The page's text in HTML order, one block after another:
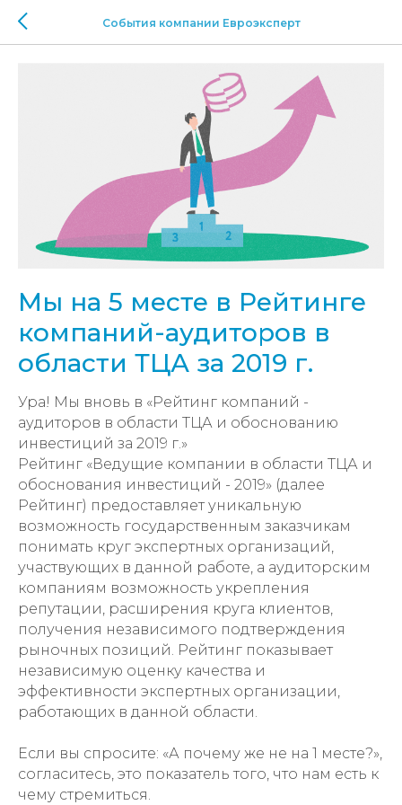
События компании Евроэксперт
Мы на 5 месте в Рейтинге
компаний-аудиторов в
области ТЦА за 2019 г.
Ура! Мы вновь в «Рейтинг компаний -
аудиторов в области ТЦА и обоснованию
инвестиций за 2019 г.»
Рейтинг «Ведущие компании в области ТЦА и
обоснования инвестиций - 2019» (далее
Рейтинг) предоставляет уникальную
возможность государственным заказчикам
понимать круг экспертных организаций,
участвующих в данной работе, а аудиторским
компаниям возможность укрепления
репутации, расширения круга клиентов,
получения независимого подтверждения
рыночных позиций. Рейтинг показывает
независимую оценку качества и
эффективности экспертных организации,
работающих в данной области.
Если вы спросите: «А почему же не на 1 месте?»,
согласитесь, это показатель того, что нам есть к
чему стремиться.